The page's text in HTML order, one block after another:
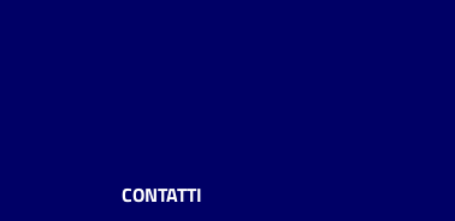
CONTATTI